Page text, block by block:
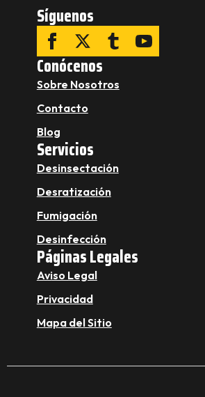
Síguenos
Conócenos
Sobre Nosotros
Contacto
Blog
Servicios
Desinsectación
Desratización
Fumigación
Desinfección
Páginas Legales
Aviso Legal
Privacidad
Mapa del Sitio